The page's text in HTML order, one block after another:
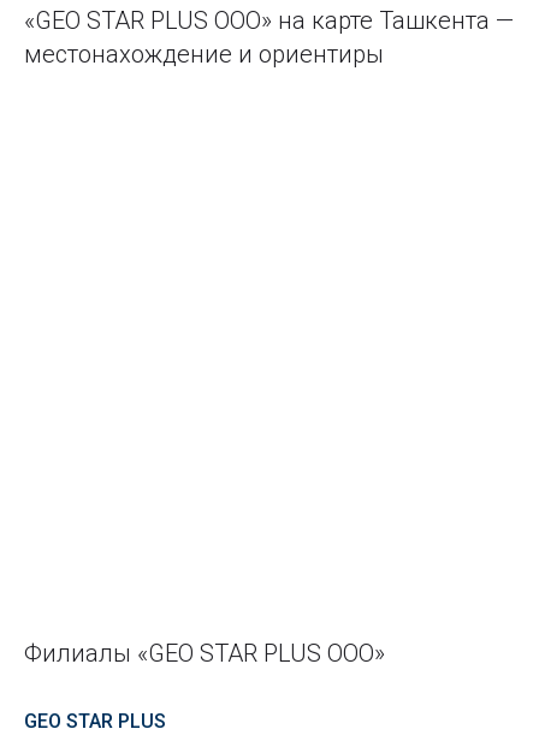
«GEO STAR PLUS ООО» на карте Ташкента —
местонахождение и ориентиры
Филиалы «GEO STAR PLUS ООО»
GEO STAR PLUS